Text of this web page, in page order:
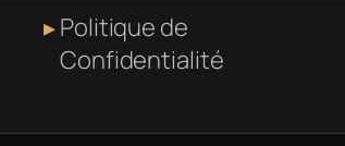
Politique de
Confidentialité